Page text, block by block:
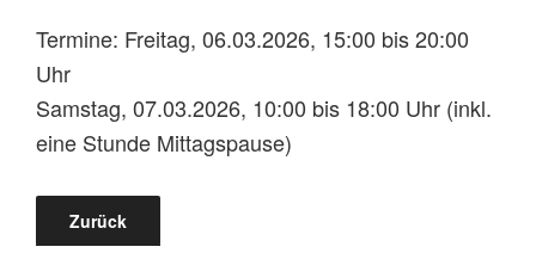
Termine: Freitag, 06.03.2026, 15:00 bis 20:00
Uhr
Samstag, 07.03.2026, 10:00 bis 18:00 Uhr (inkl.
eine Stunde Mittagspause)
Zurück